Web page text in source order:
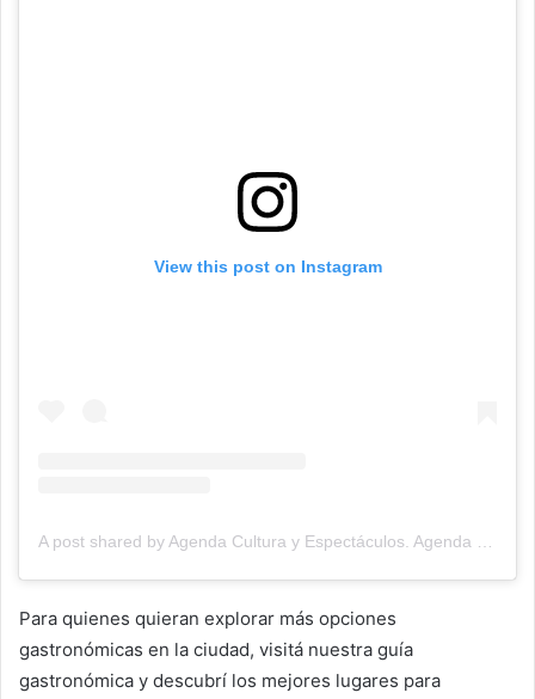
View this post on Instagram
Para quienes quieran explorar más opciones
gastronómicas en la ciudad, visitá nuestra guía
gastronómica y descubrí los mejores lugares para